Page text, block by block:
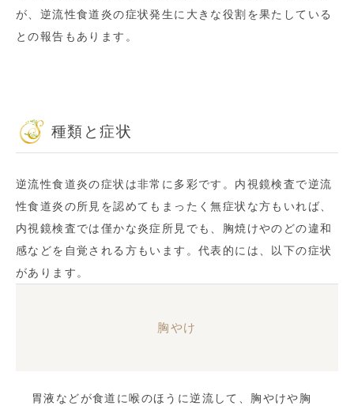
が、逆流性食道炎の症状発生に大きな役割を果たしている
との報告もあります。
種類と症状
逆流性食道炎の症状は非常に多彩です。内視鏡検査で逆流
性食道炎の所見を認めてもまったく無症状な方もいれば、
内視鏡検査では僅かな炎症所見でも、胸焼けやのどの違和
感などを自覚される方もいます。代表的には、以下の症状
があります。
胸やけ
胃液などが食道に喉のほうに逆流して、胸やけや胸